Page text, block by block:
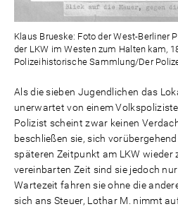
Klaus Brueske: Foto der West-Berliner
der LKW im Westen zum Halten kam,
Polizeihistorische Sammlung/Der
Als die sieben Jugendlichen das
unerwartet von einem
Polizist scheint zwar keinen
beschließen sie, sich
späteren Zeitpunkt am LKW wieder
vereinbarten Zeit sind sie jedoch
Wartezeit fahren sie ohne die
sich ans Steuer, Lothar M. nimmt